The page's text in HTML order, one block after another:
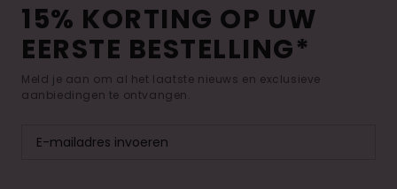
15% KORTING OP UW
EERSTE BESTELLING*
Meld je aan om al het laatste nieuws en exclusieve
aanbiedingen te ontvangen.